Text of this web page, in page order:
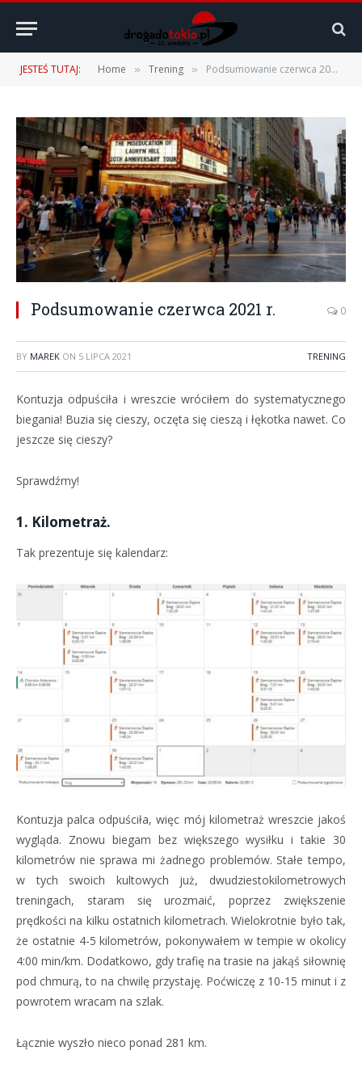
JESTEŚ TUTAJ: Home » Trening » Podsumowanie czerwca 2021 r.
Podsumowanie czerwca 2021 r. 0
BY MAREK ON 5 LIPCA 2021 TRENING
Kontuzja odpuściła i wreszcie wróciłem do systematycznego
biegania! Buzia się cieszy, oczęta się cieszą i łękotka nawet. Co
jeszcze się cieszy?
Sprawdźmy!
1. Kilometraż.
Tak prezentuje się kalendarz:
Kontuzja palca odpuściła, więc mój kilometraż wreszcie jakoś
wygląda. Znowu biegam bez większego wysiłku i takie 30
kilometrów nie sprawa mi żadnego problemów. Stałe tempo,
w tych swoich kultowych już, dwudziestokilometrowych
treningach, staram się urozmaić, poprzez zwiększenie
prędkości na kilku ostatnich kilometrach. Wielokrotnie było tak,
że ostatnie 4-5 kilometrów, pokonywałem w tempie w okolicy
4:00 min/km. Dodatkowo, gdy trafię na trasie na jakąś siłownię
pod chmurą, to na chwilę przystaję. Poćwiczę z 10-15 minut i z
powrotem wracam na szlak.
Łącznie wyszło nieco ponad 281 km.